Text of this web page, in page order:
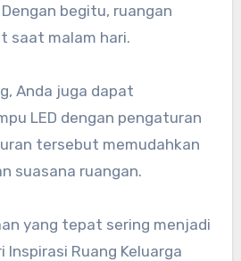
begitu, ruangan
saat malam hari.
Anda juga dapat
LED dengan pengaturan
tersebut memudahkan
suasana ruangan.
yang tepat sering menjadi
Ruang Keluarga